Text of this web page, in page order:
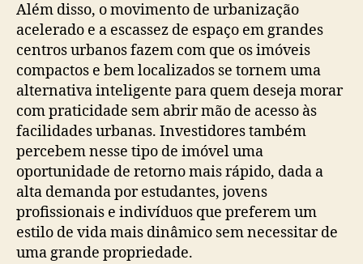
Além disso, o movimento de urbanização
acelerado e a escassez de espaço em grandes
centros urbanos fazem com que os imóveis
compactos e bem localizados se tornem uma
alternativa inteligente para quem deseja morar
com praticidade sem abrir mão de acesso às
facilidades urbanas. Investidores também
percebem nesse tipo de imóvel uma
oportunidade de retorno mais rápido, dada a
alta demanda por estudantes, jovens
profissionais e indivíduos que preferem um
estilo de vida mais dinâmico sem necessitar de
uma grande propriedade.